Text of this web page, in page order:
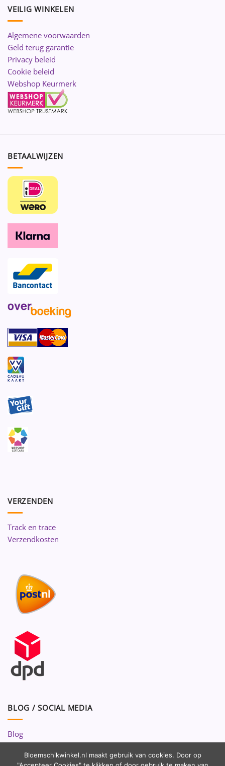
VEILIG WINKELEN
Algemene voorwaarden
Geld terug garantie
Privacy beleid
Cookie beleid
Webshop Keurmerk
BETAALWIJZEN
VERZENDEN
Track en trace
Verzendkosten
BLOG / SOCIAL MEDIA
Blog
Volg ons op:
Bloemschikwinkel.nl maakt gebruik van cookies. Door op